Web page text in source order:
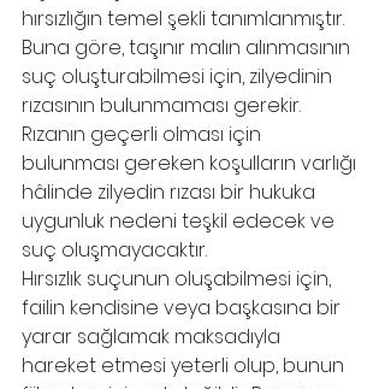
hırsızlığın temel şekli tanımlanmıştır.
Buna göre, taşınır malın alınmasının
suç oluşturabilmesi için, zilyedinin
rızasının bulunmaması gerekir.
Rızanın geçerli olması için
bulunması gereken koşulların varlığı
hâlinde zilyedin rızası bir hukuka
uygunluk nedeni teşkil edecek ve
suç oluşmayacaktır.
Hırsızlık suçunun oluşabilmesi için,
failin kendisine veya başkasına bir
yarar sağlamak maksadıyla
hareket etmesi yeterli olup, bunun